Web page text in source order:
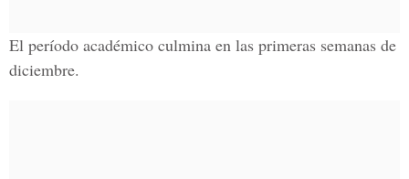
El período académico culmina en las primeras semanas de
diciembre.